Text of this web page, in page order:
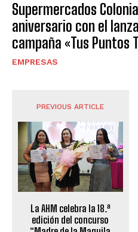
Supermercados
aniversario con el
campaña «Tus Puntos
EMPRESAS
PREVIOUS ARTICLE
La AHM celebra la 18.ª
edición del concurso